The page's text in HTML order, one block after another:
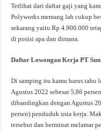
Terlihat dari daftar gaji yang
Polyworks memang lah cukup
sekarang yaitu Rp 4.900.000
di posisi apa dan dimana.
Daftar Lowongan Kerja PT
Di samping itu kamu harus tahu
Agustus 2022 sebesar 5,86
dibandingkan dengan Agustus
persen) penduduk usia kerja.
tersebut dan berminat melamar